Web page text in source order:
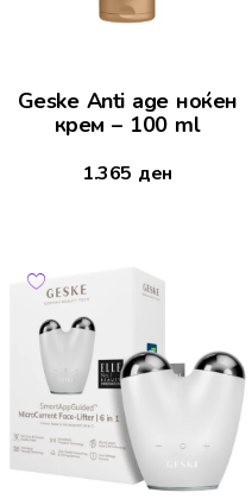
Geske Anti age ноќен
крем – 100 ml
1.365 ден